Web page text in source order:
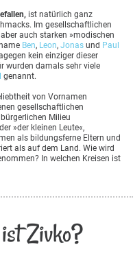
ist natürlich ganz
Im gesellschaftlichen
auch starken »modischen
Ben, Leon, Jonas und Paul
kein einziger dieser
wurden damals sehr viele
genannt.
von Vornamen
gesellschaftlichen
Milieu
»der kleinen Leute«,
als bildungsferne Eltern und
als auf dem Land. Wie wird
In welchen Kreisen ist
Zivko?